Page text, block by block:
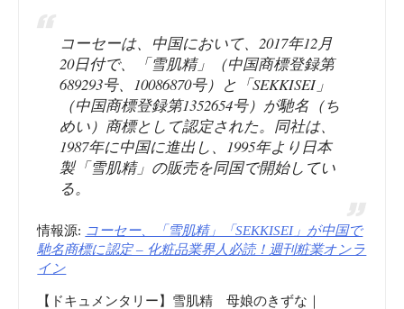
コーセーは、中国において、2017年12月
20日付で、「雪肌精」（中国商標登録第
689293号、10086870号）と「SEKKISEI」
（中国商標登録第1352654号）が馳名（ち
めい）商標として認定された。同社は、
1987年に中国に進出し、1995年より日本
製「雪肌精」の販売を同国で開始してい
る。
情報源: コーセー、「雪肌精」「SEKKISEI」が中国で
馳名商標に認定 – 化粧品業界人必読！週刊粧業オンラ
イン
【ドキュメンタリー】雪肌精 母娘のきずな｜